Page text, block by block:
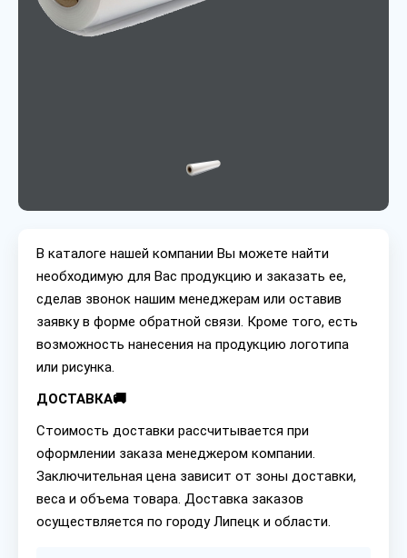
В каталоге нашей компании Вы можете найти
необходимую для Вас продукцию и заказать ее,
сделав звонок нашим менеджерам или оставив
заявку в форме обратной связи. Кроме того, есть
возможность нанесения на продукцию логотипа
или рисунка.
ДОСТАВКА🚚
Стоимость доставки рассчитывается при
оформлении заказа менеджером компании.
Заключительная цена зависит от зоны доставки,
веса и объема товара. Доставка заказов
осуществляется по городу Липецк и области.